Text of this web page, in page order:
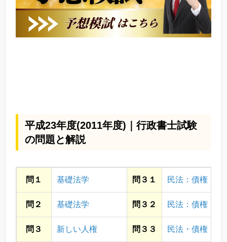
平成23年度(2011年度)｜行政書士試験
の問題と解説
問１ 基礎法学 問３１ 民法：債権
問２ 基礎法学 問３２ 民法：債権
問３ 新しい人権 問３３ 民法・債権